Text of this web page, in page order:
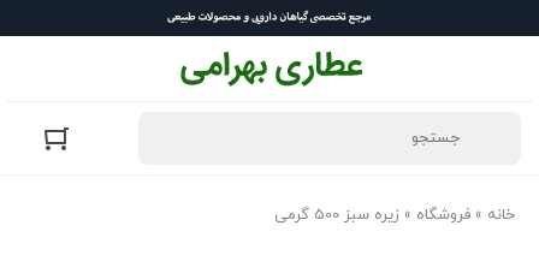
خانه » فروشگاه » زیره سبز 500 گرمی